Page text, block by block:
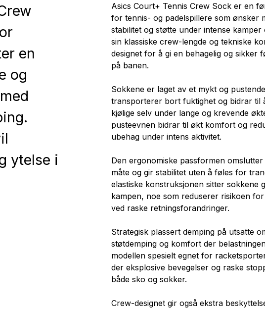
en
og
ytelse i
Asics Court+ Tennis Crew Sock er en
for tennis- og padelspillere som ønsker
stabilitet og støtte under intense
sin klassiske crew-lengde og tekniske
designet for å gi en behagelig og sikker
på banen.
Sokkene er laget av et mykt og
transporterer bort fuktighet og bidrar til
kjølige selv under lange og krevende
pusteevnen bidrar til økt komfort og
ubehag under intens aktivitet.
Den ergonomiske passformen
måte og gir stabilitet uten å føles for
elastiske konstruksjonen sitter sokkene
kampen, noe som reduserer risikoen
ved raske retningsforandringer.
Strategisk plassert demping på utsatte
støtdemping og komfort der
modellen spesielt egnet for
der eksplosive bevegelser og raske
både sko og sokker.
Crew-designet gir også ekstra